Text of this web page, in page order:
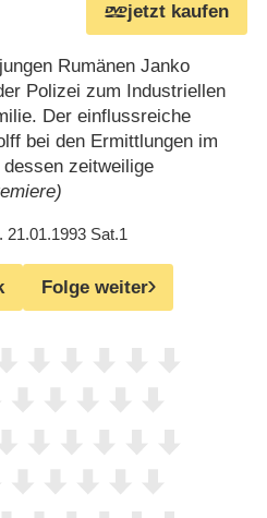
jetzt kaufen
Rumänen Janko
Polizei zum Industriellen
Der einflussreiche
bei den Ermittlungen im
zeitweilige
21.01.1993 Sat.1
Folge weiter